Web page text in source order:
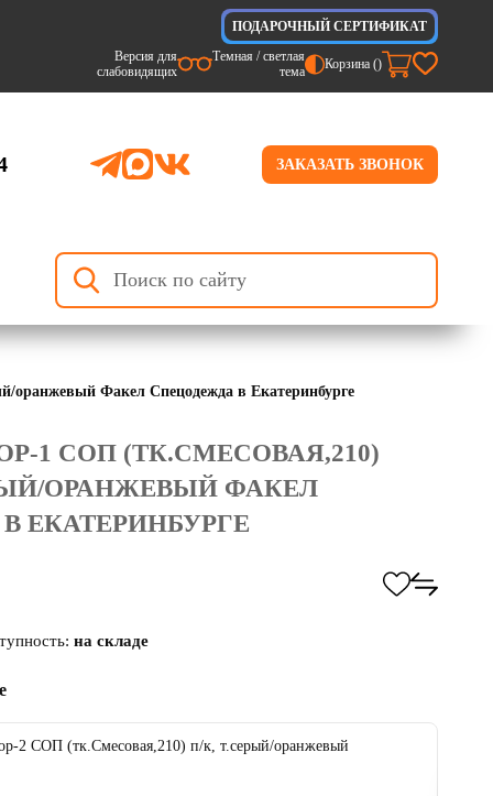
ПОДАРОЧНЫЙ СЕРТИФИКАТ
Версия для
слабовидящих
Темная / светлая
тема
Корзина ()
ЗАКАЗАТЬ ЗВОНОК
Факел Спецодежда в Екатеринбурге
1 СОП (ТК.СМЕСОВАЯ,210)
ОРАНЖЕВЫЙ ФАКЕЛ
ЕКАТЕРИНБУРГЕ
на складе